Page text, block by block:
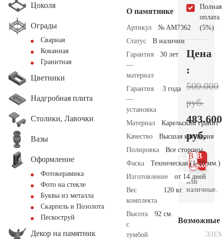
Цоколя
Ограды
Сварная
Кованная
Гранитная
Цветники
Надгробная плита
Столики, Лавочки
Вазы
Оформление
Фотокерамика
Фото на стекле
Буквы из металла
Скарпель и Позолота
Пескоструй
Декор на памятник
О памятнике
Артикул
№ AM7362
Статус
В наличии
Гарантия
—
материал
30 лет
Гарантия
—
установка
3 года
Материал
Карельский гранит
Качество
Высшая категория
Полировка
Все стороны
Фаска
Техническая (1-10 мм.)
Изготовление
от 14 дней
Вес
комплекта
120 кг.
Высота
с
тумбой
92 см.
Полная
оплата
(5%)
Цена
:
509.000
руб.
483.600
руб.
В
В 1
клик
или
наличные.
Возможные